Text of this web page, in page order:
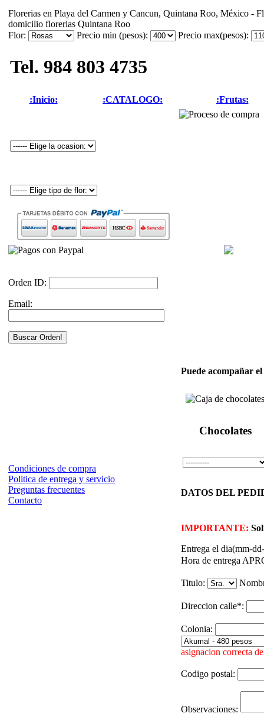
Florerias en Playa del Carmen y Cancun, Quintana Roo, México -
domicilio florerias Quintana Roo
Flor:
Precio min (pesos): Precio max(pesos):
Tel. 984 803 4735
:Inicio: :CATALOGO: :Frutas:
Orden ID:
Email:
Condiciones de compra
Politica de entrega y servicio
Preguntas frecuentes
Contacto
Puede acompañar
Chocolates
DATOS DEL
IMPORTANTE:
Entrega el dia(mm-
Hora de entrega
Titulo:
Direccion calle*:
Colonia:
asignacion correcta
Codigo postal:
Observaciones: